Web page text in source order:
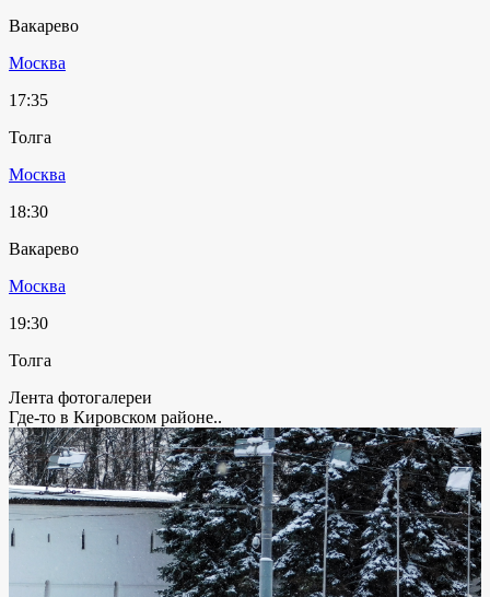
Вакарево
Москва
17:35
Толга
Москва
18:30
Вакарево
Москва
19:30
Толга
Лента фотогалереи
Где-то в Кировском районе..